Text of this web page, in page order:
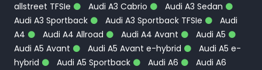
allstreet TFSIe
Audi A3 Cabrio
Audi A3 Sedan
Audi A3 Sportback
Audi A3 Sportback TFSIe
Audi
A4
Audi A4 Allroad Audi A4 Avant
Audi A5
Audi A5 Avant
Audi A5 Avant e-hybrid
Audi A5 e-
hybrid
Audi A5 Sportback Audi A6
Audi A6